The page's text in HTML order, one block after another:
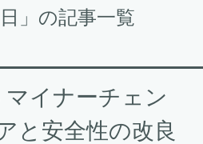
」の記事一覧
イナーチェン
と安全性の改良